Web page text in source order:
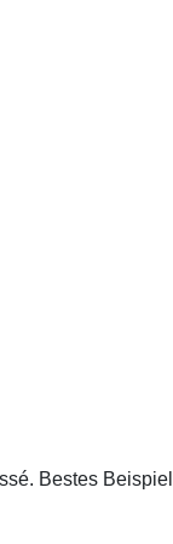
Bestes